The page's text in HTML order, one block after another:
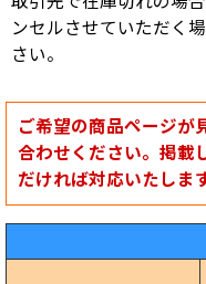
ンセルさせていただく
さい。
ご希望の商品ページが
合わせください。掲載
だければ対応いたします